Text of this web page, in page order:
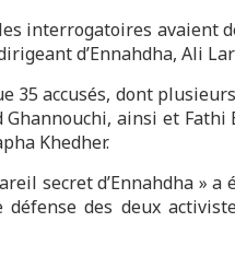
interrogatoires avaient
d’Ennahdha, Ali
35 accusés, dont
Ghannouchi, ainsi et
Khedher.
secret d’Ennahdha »
des deux